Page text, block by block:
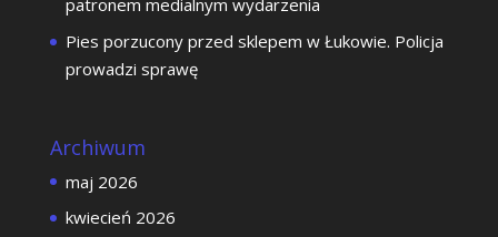
patronem medialnym wydarzenia
Pies porzucony przed sklepem w Łukowie. Policja
prowadzi sprawę
Archiwum
maj 2026
kwiecień 2026